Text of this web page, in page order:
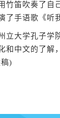
笛吹奏了自
了手语歌《听
大学孔子学
和中文的了解
)